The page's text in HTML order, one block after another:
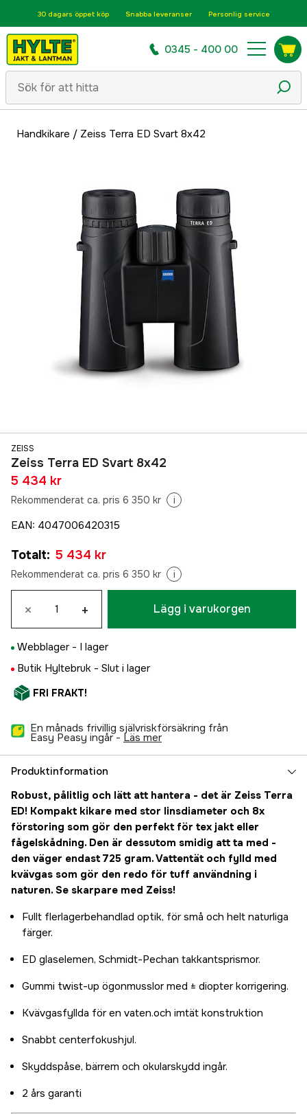
30 dagars öppet köp Snabba leveranser Personlig service
0345 - 400 00
Handkikare / Zeiss Terra ED Svart 8x42
ZEISS
Zeiss Terra ED Svart 8x42
5 434 kr
Rekommenderat ca. pris 6 350 kr i
EAN: 4047006420315
Totalt: 5 434 kr
Rekommenderat ca. pris 6 350 kr i
× + Lägg i varukorgen
Webblager - I lager
Butik Hyltebruk - Slut i lager
FRI FRAKT!
En månads frivillig självriskförsäkring från
Easy Peasy ingår - läs mer
Produktinformation
Robust, pålitlig och lätt att hantera - det är Zeiss Terra
ED! Kompakt kikare med stor linsdiameter och 8x
förstoring som gör den perfekt för tex jakt eller
fågelskådning. Den är dessutom smidig att ta med -
den väger endast 725 gram. Vattentät och fylld med
kvävgas som gör den redo för tuff användning i
naturen. Se skarpare med Zeiss!
Fullt flerlagerbehandlad optik, för små och helt naturliga
färger.
ED glaselemen, Schmidt-Pechan takkantsprismor.
Gummi twist-up ögonmusslor med ± diopter korrigering.
Kvävgasfyllda för en vaten.och imtät konstruktion
Snabbt centerfokushjul.
Skyddspåse, bärrem och okularskydd ingår.
2 års garanti